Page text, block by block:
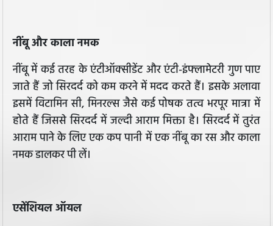
नींबू और काला नमक
नींबू में कई तरह के एंटीऑक्सीडेंट और एंटी-इंफ्लामेटरी गुण पाए
जाते हैं जो सिरदर्द को कम करने में मदद करते हैं। इसके अलावा
इसमें विटामिन सी, मिनरल्स जैसे कई पोषक तत्व भरपूर मात्रा में
होते हैं जिससे सिरदर्द में जल्दी आराम मिक्ता है। सिरदर्द में तुरंत
आराम पाने के लिए एक कप पानी में एक नींबू का रस और काला
नमक डालकर पी लें।
एसेंशियल ऑयल